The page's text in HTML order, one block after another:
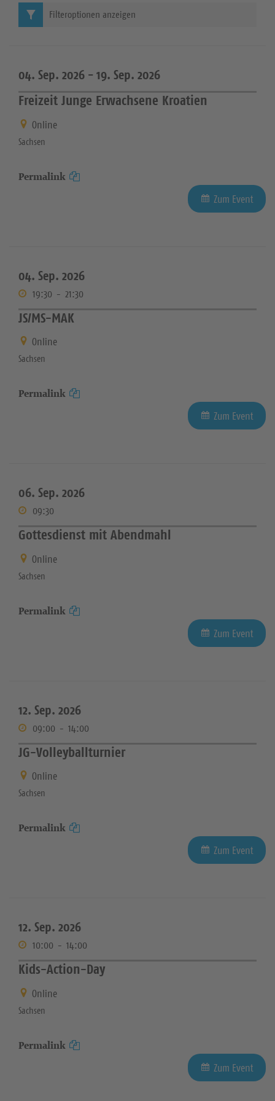
04. Sep. 2026 - 19. Sep. 2026
Freizeit Junge Erwachsene Kroatien
Online
Sachsen
Permalink
Zum Event
04. Sep. 2026
19:30 - 21:30
JS/MS-MAK
Online
Sachsen
Permalink
Zum Event
06. Sep. 2026
09:30
Gottesdienst mit Abendmahl
Online
Sachsen
Permalink
Zum Event
12. Sep. 2026
09:00 - 14:00
JG-Volleyballturnier
Online
Sachsen
Permalink
Zum Event
12. Sep. 2026
10:00 - 14:00
Kids-Action-Day
Online
Sachsen
Permalink
Zum Event
Filteroptionen anzeigen